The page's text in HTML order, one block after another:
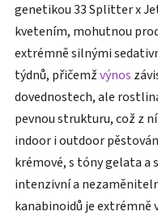
genetikou 33 Splitter x
kvetením, mohutnou
extrémně silnými
týdnů, přičemžvýnos
dovednostech, ale
pevnou strukturu, což z
indoor i outdoor
krémové, s tóny gelata a
intenzivní a
kanabinoidů je extrémně